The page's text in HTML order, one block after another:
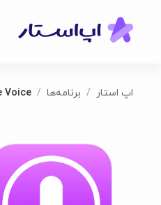
اپ استار برنامه‌ها Voice